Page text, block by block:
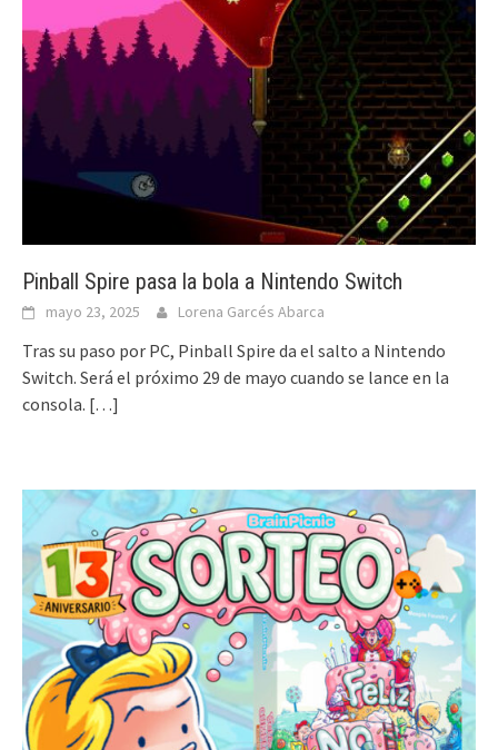
Pinball Spire pasa la bola a Nintendo Switch
mayo 23, 2025 Lorena Garcés Abarca
Tras su paso por PC, Pinball Spire da el salto a Nintendo
Switch. Será el próximo 29 de mayo cuando se lance en la
consola. […]